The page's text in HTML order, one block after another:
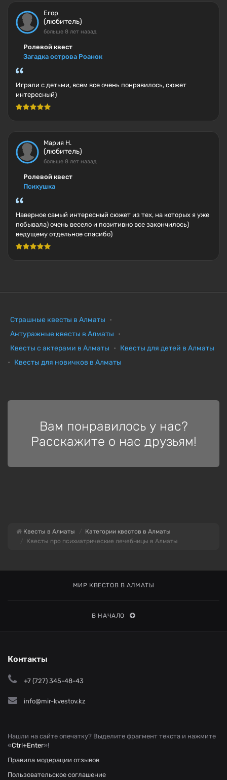
Егор
(любитель)
больше 8 лет назад
Ролевой квест
Загадка острова Роанок
Играли с детьми, всем все очень понравилось, сюжет
интересный)
Мария Н.
(любитель)
больше 8 лет назад
Ролевой квест
Психушка
Наверное самый интересный сюжет из тех, на которых я уже
побывала) очень весело и позитивно все закончилось)
ведущему отдельное спасибо)
Страшные квесты в Алматы
Антуражные квесты в Алматы
Квесты с актерами в Алматы
Квесты для детей в Алматы
Квесты для новичков в Алматы
Вам понравилось у нас?
Расскажите о нас друзьям!
Квесты в Алматы
Категории квестов в Алматы
Квесты про психиатрические лечебницы в Алматы
МИР КВЕСТОВ В АЛМАТЫ
В НАЧАЛО
Контакты
+7 (727) 345-48-43
info@mir-kvestov.kz
Нашли на сайте опечатку? Выделите фрагмент текста и нажмите
«Ctrl+Enter»!
Правила модерации отзывов
Пользовательское соглашение